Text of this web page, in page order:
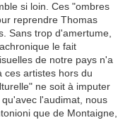
si loin. Ces "ombres
reprendre Thomas
Sans trop d'amertume,
le fait
de notre pays n'a
ces artistes hors du
ne soit à imputer
l'audimat, nous
que de Montaigne,